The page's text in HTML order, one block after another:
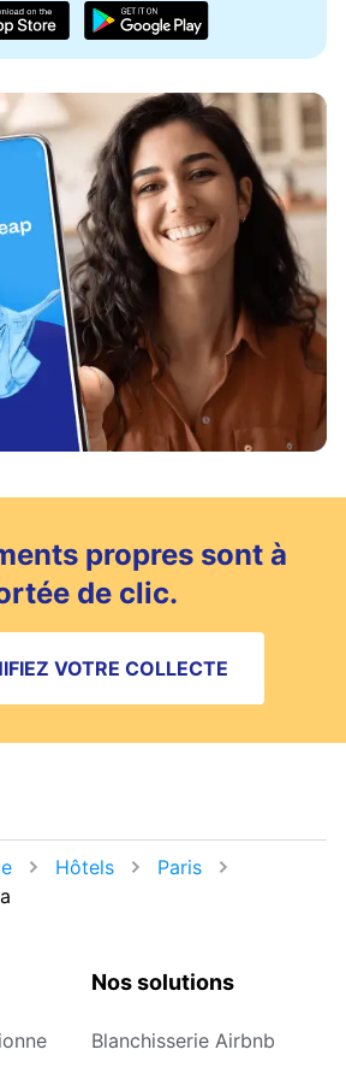
propres sont à
de clic.
VOTRE COLLECTE
Hôtels
Paris
Nos solutions
Blanchisserie Airbnb